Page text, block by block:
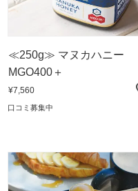
≪250g≫ マヌカハニー
MGO400＋
¥7,560
口コミ募集中